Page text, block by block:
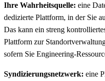
Ihre Wahrheitsquelle: eine
dedizierte Plattform, in der Sie
Das kann ein streng
Plattform zur
sofern Sie Engineering-
Syndizierungsnetzwerk: eine